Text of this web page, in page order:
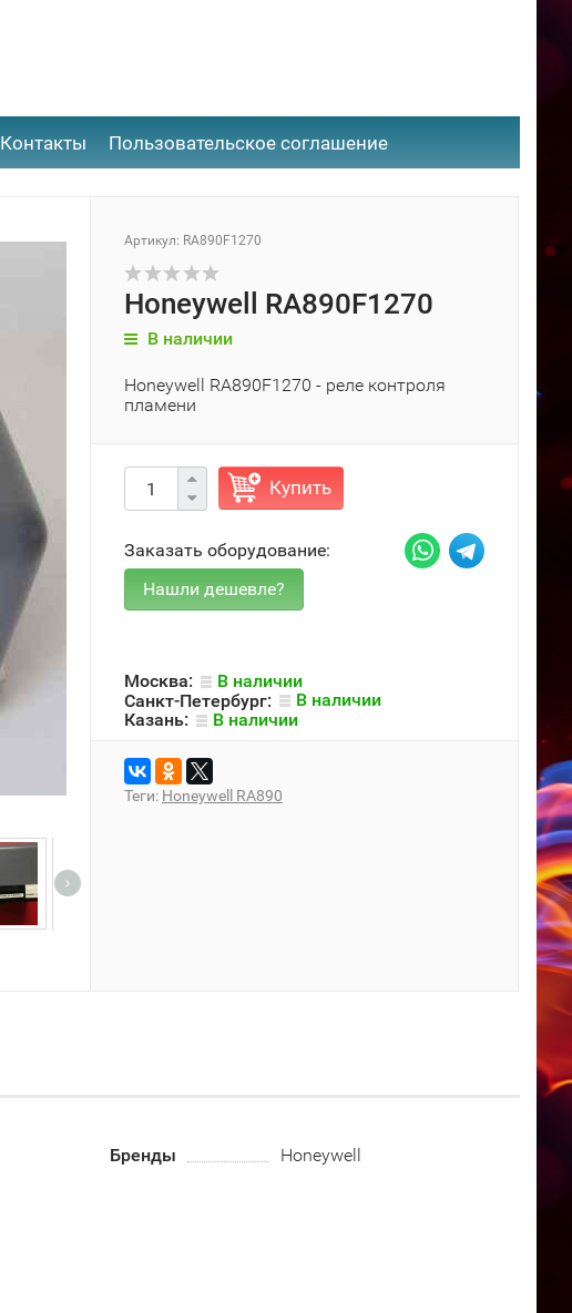
Контакты ​Пользовательское соглашение
Артикул: RA890F1270
Honeywell RA890F1270
В наличии
Honeywell RA890F1270 - реле контроля
пламени
Купить
Заказать оборудование:
Москва:
В наличии
Санкт-Петербург:
В наличии
Казань:
В наличии
Теги: Honeywell RA890
Бренды Honeywell